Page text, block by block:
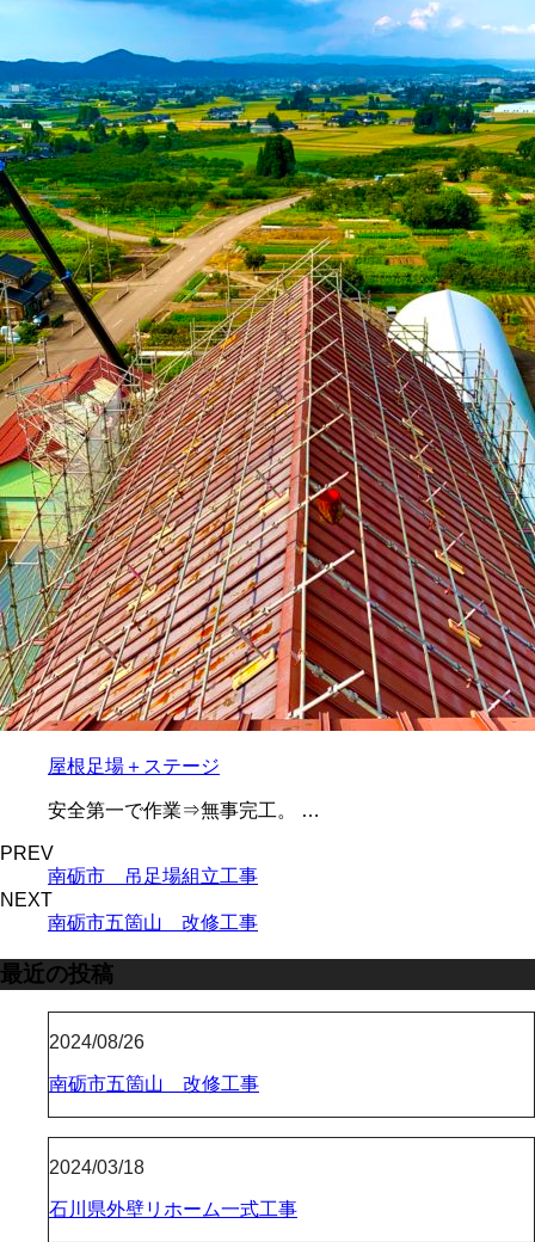
屋根足場＋ステージ
安全第一で作業⇒無事完工。 …
PREV
南砺市 吊足場組立工事
NEXT
南砺市五箇山 改修工事
最近の投稿
2024/08/26
南砺市五箇山 改修工事
2024/03/18
石川県外壁リホーム一式工事